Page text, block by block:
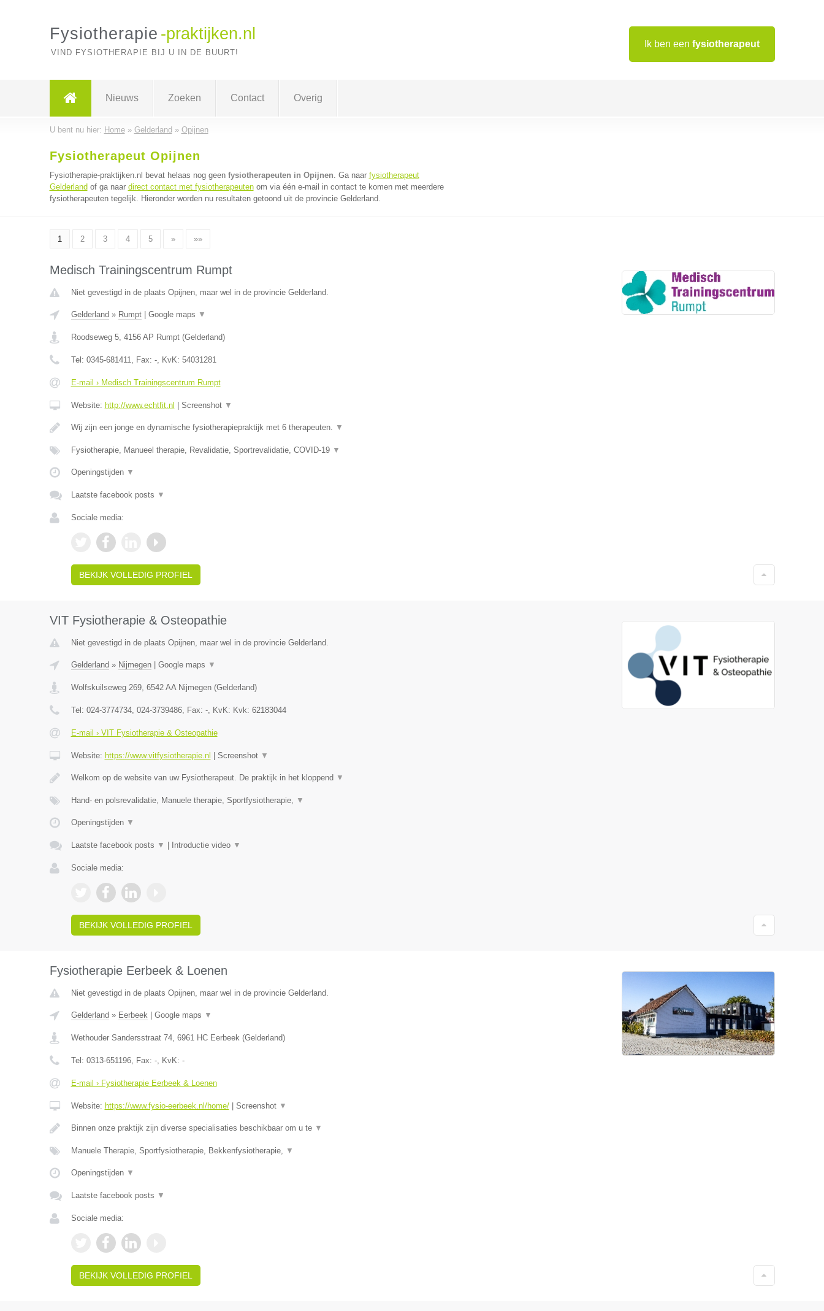
Ik ben een fysiotherapeut
Fysiotherapie -praktijken.nl
VIND FYSIOTHERAPIE BIJ U IN DE BUURT!
Nieuws Zoeken Contact Overig
U bent nu hier: Home» Gelderland » Opijnen
Fysiotherapeut Opijnen
Fysiotherapie-praktijken.nl bevat helaas nog geen fysiotherapeuten in Opijnen. Ga naar fysiotherapeut
Gelderland of ga naar direct contact met fysiotherapeutenom via één e-mail in contact te komen met meerdere
fysiotherapeuten tegelijk. Hieronder worden nu resultaten getoond uit de provincie Gelderland.
1 2 3 4 5 » »»
Medisch Trainingscentrum Rumpt
Niet gevestigd in de plaats Opijnen, maar wel in de provincie Gelderland.
Gelderland » Rumpt| Google maps ▼
Roodseweg 5, 4156 AP Rumpt(Gelderland)
Tel: 0345-681411, Fax: -, KvK: 54031281
E-mail › Medisch Trainingscentrum Rumpt
Website: http://www.echtfit.nl Screenshot ▼
Wij zijn een jonge en dynamische fysiotherapiepraktijk met 6 therapeuten. ▼
Fysiotherapie, Manueel therapie, Revalidatie, Sportrevalidatie, COVID-19 ▼
Openingstijden ▼
Laatste facebook posts ▼
Sociale media:
BEKIJK VOLLEDIG PROFIEL
VIT Fysiotherapie & Osteopathie
Niet gevestigd in de plaats Opijnen, maar wel in de provincie Gelderland.
Gelderland » Nijmegen| Google maps ▼
Wolfskuilseweg 269, 6542 AA Nijmegen(Gelderland)
Tel: 024-3774734, 024-3739486, Fax: -, KvK: Kvk: 62183044
E-mail › VIT Fysiotherapie & Osteopathie
Website: https://www.vitfysiotherapie.nl Screenshot ▼
Welkom op de website van uw Fysiotherapeut. De praktijk in het kloppend ▼
Hand- en polsrevalidatie, Manuele therapie, Sportfysiotherapie, ▼
Openingstijden ▼
Laatste facebook posts ▼ Introductie video ▼
Sociale media:
BEKIJK VOLLEDIG PROFIEL
Fysiotherapie Eerbeek & Loenen
Niet gevestigd in de plaats Opijnen, maar wel in de provincie Gelderland.
Gelderland » Eerbeek| Google maps ▼
Wethouder Sandersstraat 74, 6961 HC Eerbeek(Gelderland)
Tel: 0313-651196, Fax: -, KvK: -
E-mail › Fysiotherapie Eerbeek & Loenen
Website: https://www.fysio-eerbeek.nl/home/| Screenshot ▼
Binnen onze praktijk zijn diverse specialisaties beschikbaar om u te ▼
Manuele Therapie, Sportfysiotherapie, Bekkenfysiotherapie, ▼
Openingstijden ▼
Laatste facebook posts ▼
Sociale media:
BEKIJK VOLLEDIG PROFIEL